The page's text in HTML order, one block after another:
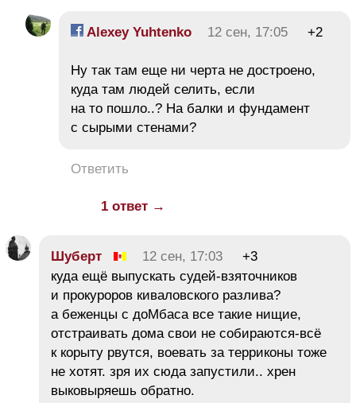
Alexey Yuhtenko 12 сен, 17:05 +2
Ну так там еще ни черта не достроено,
куда там людей селить, если
на то пошло..? На балки и фундамент
с сырыми стенами?
Ответить
1 ответ →
Шуберт 12 сен, 17:03
+3
куда ещё выпускать судей-взяточников
и прокуроров киваловского разлива?
а беженцы с доМбаса все такие нищие,
отстраивать дома свои не собираются-всё
к корыту рвутся, воевать за терриконы тоже
не хотят. зря их сюда запустили.. хрен
выковыряешь обратно.